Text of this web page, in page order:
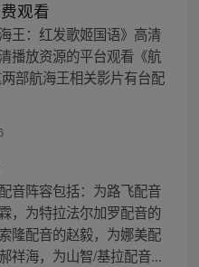
观看
王：红发歌姬国语》高清
播放资源的平台观看《航
部航海王相关影片有台配
音阵容包括：为路飞配音
，为特拉法尔加罗配音的
隆配音的赵毅，为娜美配
祥海，为山智/基拉配音...